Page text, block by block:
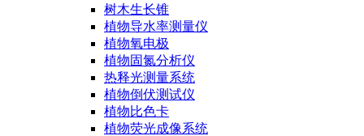
树木生长锥
植物导水率测量仪
植物氧电极
植物固氮分析仪
热释光测量系统
植物倒伏测试仪
植物比色卡
植物荧光成像系统